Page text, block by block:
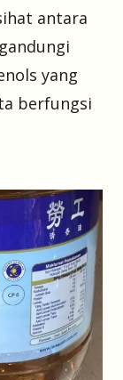
antara
yang
berfungsi